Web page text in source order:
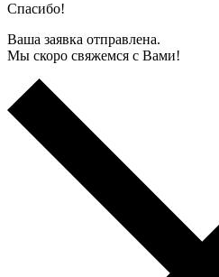
Спасибо!
Ваша заявка отправлена.
Мы скоро свяжемся с Вами!